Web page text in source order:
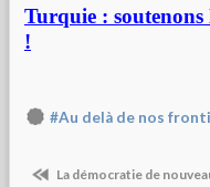
Turquie : soutenons
!
#Au delà de nos
La démocratie de